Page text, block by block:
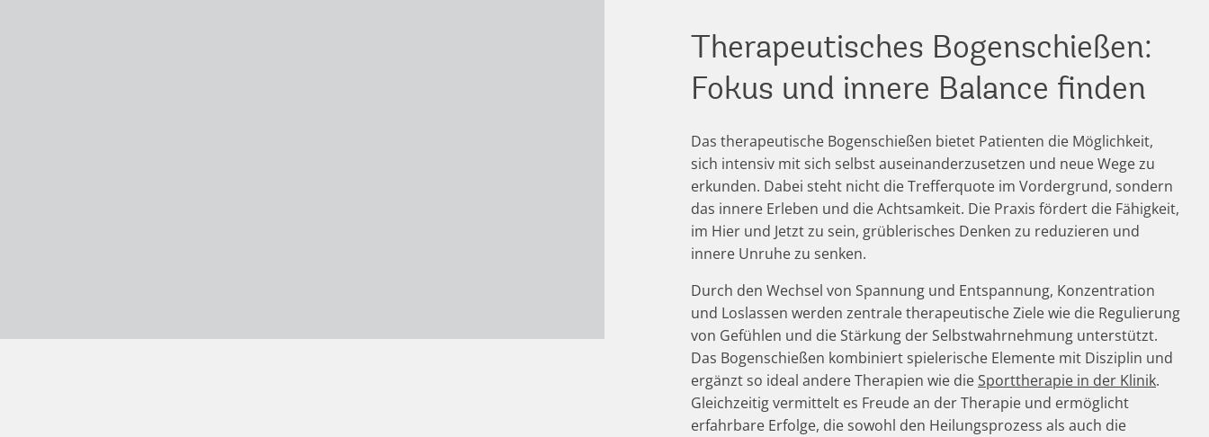
Therapeutisches Bogenschießen:
Fokus und innere Balance finden
Das therapeutische Bogenschießen bietet Patienten die Möglichkeit,
sich intensiv mit sich selbst auseinanderzusetzen und neue Wege zu
erkunden. Dabei steht nicht die Trefferquote im Vordergrund, sondern
das innere Erleben und die Achtsamkeit. Die Praxis fördert die Fähigkeit,
im Hier und Jetzt zu sein, grüblerisches Denken zu reduzieren und
innere Unruhe zu senken.
Durch den Wechsel von Spannung und Entspannung, Konzentration
und Loslassen werden zentrale therapeutische Ziele wie die Regulierung
von Gefühlen und die Stärkung der Selbstwahrnehmung unterstützt.
Das Bogenschießen kombiniert spielerische Elemente mit Disziplin und
ergänzt so ideal andere Therapien wie dieSporttherapie in der Klinik.
Gleichzeitig vermittelt es Freude an der Therapie und ermöglicht
erfahrbare Erfolge, die sowohl den Heilungsprozess als auch die